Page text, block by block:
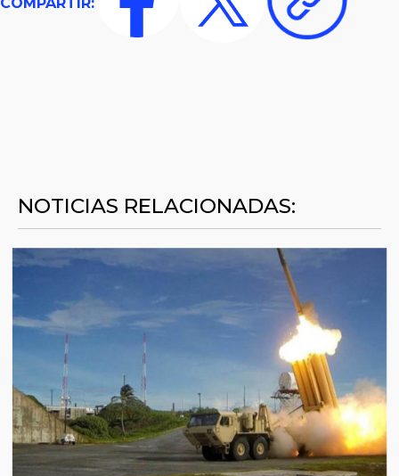
NOTICIAS RELACIONADAS: